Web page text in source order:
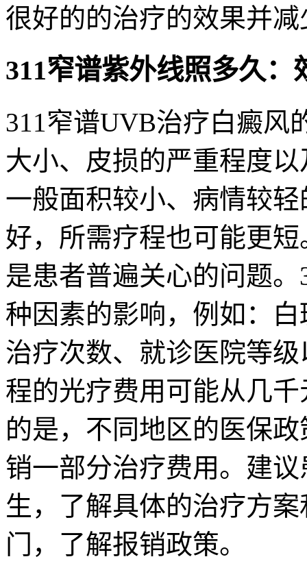
很好的的治疗的效果并
311窄谱紫外线照多久：
311窄谱UVB治疗白癜风
大小、皮损的严重程度
一般面积较小、病情较
好，所需疗程也可能更
是患者普遍关心的问题
种因素的影响，例如：
治疗次数、就诊医院等
程的光疗费用可能从几
的是，不同地区的医保
销一部分治疗费用。建
生，了解具体的治疗方
门，了解报销政策。